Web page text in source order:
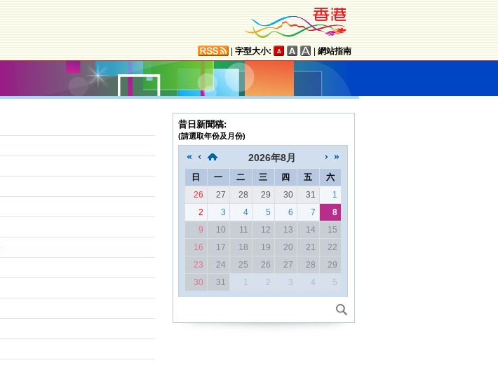
字型大小: 網站指南
昔日新聞稿:
(請選取年份及月份)
2026年8月
日 一 二 三 四 五
六
26
27 28 29 30 31
1
2
3 4 5 6 7
8
9
10 11 12 13 14
15
16
17 18 19 20 21
22
23
24 25 26 27 28
29
30
31 1 2 3 4 5